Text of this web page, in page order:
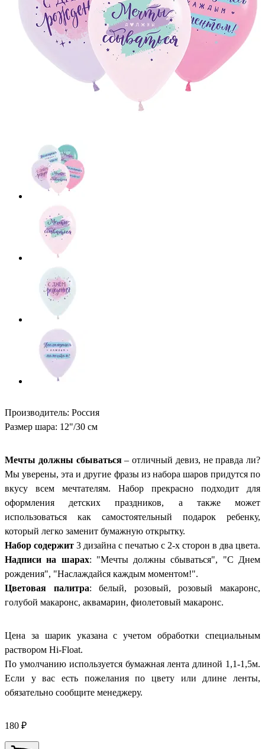
Производитель: Россия
Размер шара: 12"/30 см
Мечты должны сбываться– отличный девиз, не правда ли?
Мы уверены, эта и другие фразы из набора шаров придутся по
вкусу всем мечтателям. Набор прекрасно подходит для
оформления детских праздников, а также может
использоваться как самостоятельный подарок ребенку,
который легко заменит бумажную открытку.
Набор содержит 3 дизайна с печатью с 2-х сторон в два цвета.
Надписи на шарах: "Мечты должны сбываться", "С Днем
рождения", "Наслаждайся каждым моментом!".
Цветовая палитра: белый, розовый, розовый макаронс,
голубой макаронс, аквамарин, фиолетовый макаронс.
Цена за шарик указана с учетом обработки специальным
раствором Hi-Float.
По умолчанию используется бумажная лента длиной 1,1-1,5м.
Если у вас есть пожелания по цвету или длине ленты,
обязательно сообщите менеджеру.
180 ₽